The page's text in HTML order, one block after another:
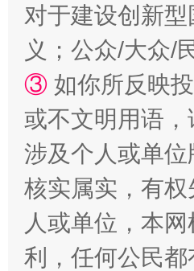
招工难、用工荒背后
对于建设创新
义；公众/大众/
③ 如你所反映
或不文明用语
涉及个人或单
核实属实，有
人或单位，本
利，任何公民